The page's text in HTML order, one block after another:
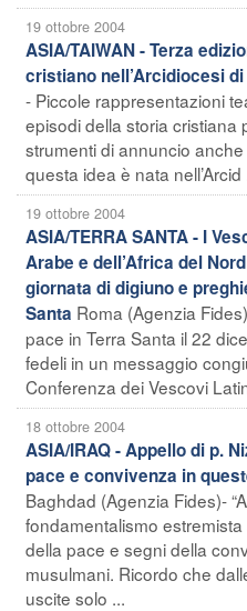
19 ottobre 2004
ASIA/TAIWAN - Terza
cristiano nell’Arcidiocesi di
- Piccole rappresentazioni
episodi della storia
strumenti di annuncio
questa idea è nata nell’Arcid
19 ottobre 2004
ASIA/TERRA SANTA - I
Arabe e dell’Africa del
giornata di digiuno e
Santa Roma (Agenzia
pace in Terra Santa il 22
fedeli in un messaggio
Conferenza dei Vescovi
18 ottobre 2004
ASIA/IRAQ - Appello di p.
pace e convivenza in
Baghdad (Agenzia Fides)-
fondamentalismo
della pace e segni della
musulmani. Ricordo che
uscite solo ...